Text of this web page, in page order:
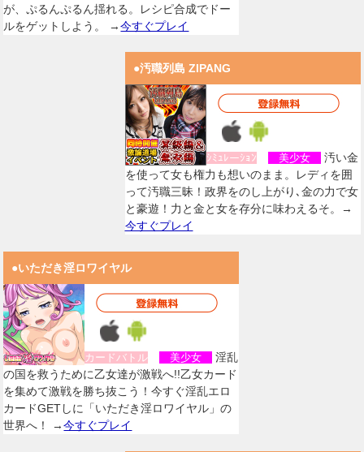
が、ぷるんぷるん揺れる。レシピ合成でドー
ルをゲットしよう。 →今すぐプレイ
●汚職列島 ZIPANG
ｼﾐｭﾚーｼｮﾝ 美少女
汚い金
を使って女も権力も想いのまま。レディを囲
って汚職三昧！政界をのし上がり､金の力で女
と豪遊！力と金と女を存分に味わえるそ。→
今すぐプレイ
●いただき淫ロワイヤル
カードバトル 美少女
淫乱
の国を救うために乙女達が激戦へ!!乙女カード
を集めて激戦を勝ち抜こう！今すぐ淫乱エロ
カードGETしに「いただき淫ロワイヤル」の
世界へ！ →今すぐプレイ